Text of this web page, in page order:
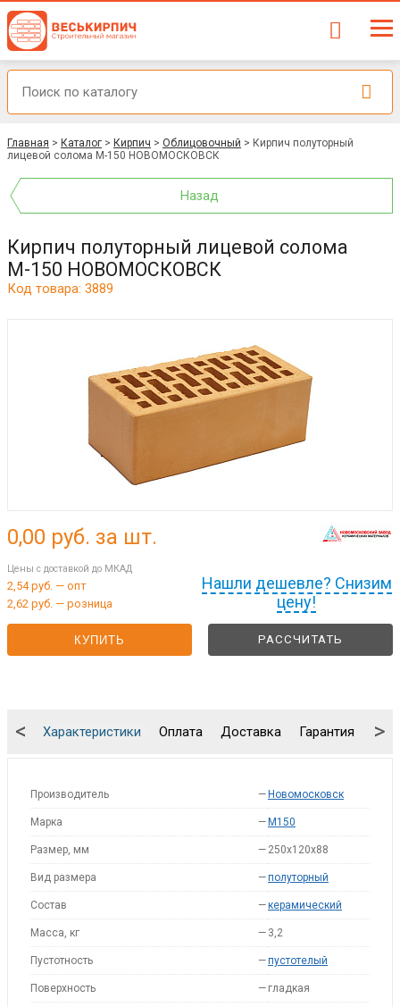
Главная > Каталог > Кирпич > Облицовочный > Кирпич полуторный
лицевой солома М-150 НОВОМОСКОВСК
Назад
Кирпич полуторный лицевой солома
М-150 НОВОМОСКОВСК
Код товара: 3889
Нашли дешевле? Снизим
цену!
0,00 руб. за шт.
Цены с доставкой до МКАД
2,54 руб. — опт
2,62 руб. — розница
КУПИТЬ РАССЧИТАТЬ
Характеристики Оплата Доставка Гарантия
< >
Производитель — Новомосковск
Марка — M150
Размер, мм — 250x120x88
Вид размера —полуторный
Состав —керамический
Масса, кг — 3,2
Пустотность —пустотелый
Поверхность — гладкая